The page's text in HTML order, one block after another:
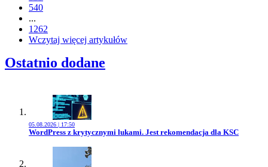
540
...
1262
Wczytaj więcej artykułów
Ostatnio dodane
05.08.2026 | 17:50
Przejdź do artykułu:
WordPress z krytycznymi lukami. Jest rekomendacja dla KSC